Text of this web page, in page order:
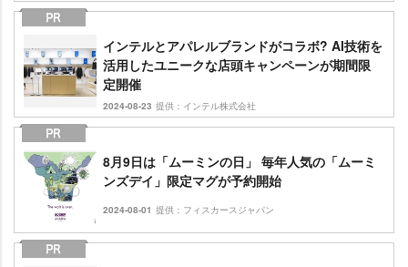
インテルとアパレルブランドがコラボ? AI技術を
活用したユニークな店頭キャンペーンが期間限
定開催
2024-08-23 提供：インテル株式会社
8月9日は「ムーミンの日」 毎年人気の「ムーミ
ンズデイ」限定マグが予約開始
2024-08-01 提供：フィスカースジャパン